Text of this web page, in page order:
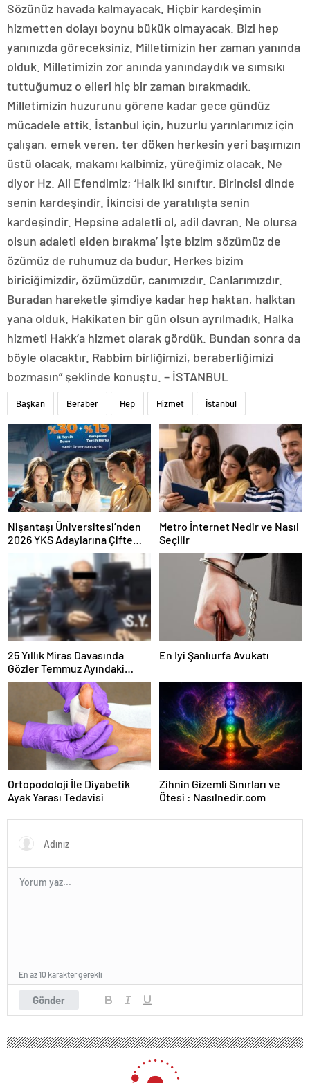
Sözünüz havada kalmayacak. Hiçbir kardeşimin
hizmetten dolayı boynu bükük olmayacak. Bizi hep
yanınızda göreceksiniz. Milletimizin her zaman yanında
olduk. Milletimizin zor anında yanındaydık ve sımsıkı
tuttuğumuz o elleri hiç bir zaman bırakmadık.
Milletimizin huzurunu görene kadar gece gündüz
mücadele ettik. İstanbul için, huzurlu yarınlarımız için
çalışan, emek veren, ter döken herkesin yeri başımızın
üstü olacak, makamı kalbimiz, yüreğimiz olacak. Ne
diyor Hz. Ali Efendimiz; ‘Halk iki sınıftır. Birincisi dinde
senin kardeşindir. İkincisi de yaratılışta senin
kardeşindir. Hepsine adaletli ol, adil davran. Ne olursa
olsun adaleti elden bırakma’ İşte bizim sözümüz de
özümüz de ruhumuz da budur. Herkes bizim
biriciğimizdir, özümüzdür, canımızdır. Canlarımızdır.
Buradan hareketle şimdiye kadar hep haktan, halktan
yana olduk. Hakikaten bir gün olsun ayrılmadık. Halka
hizmeti Hakk’a hizmet olarak gördük. Bundan sonra da
böyle olacaktır. Rabbim birliğimizi, beraberliğimizi
bozmasın” şeklinde konuştu. – İSTANBUL
Başkan Beraber Hep Hizmet İstanbul
Nişantaşı Üniversitesi’nden
2026 YKS Adaylarına Çifte
Güvence: Sabit Ücret ve
Kesintisiz Burs
Metro İnternet Nedir ve Nasıl
Seçilir
25 Yıllık Miras Davasında
Gözler Temmuz Ayındaki
Karar Duruşmasına Çevrildi
En Iyi Şanlıurfa Avukatı
Ortopodoloji İle Diyabetik
Ayak Yarası Tedavisi
Zihnin Gizemli Sınırları ve
Ötesi : Nasılnedir.com
Gönder
En az 10 karakter gerekli